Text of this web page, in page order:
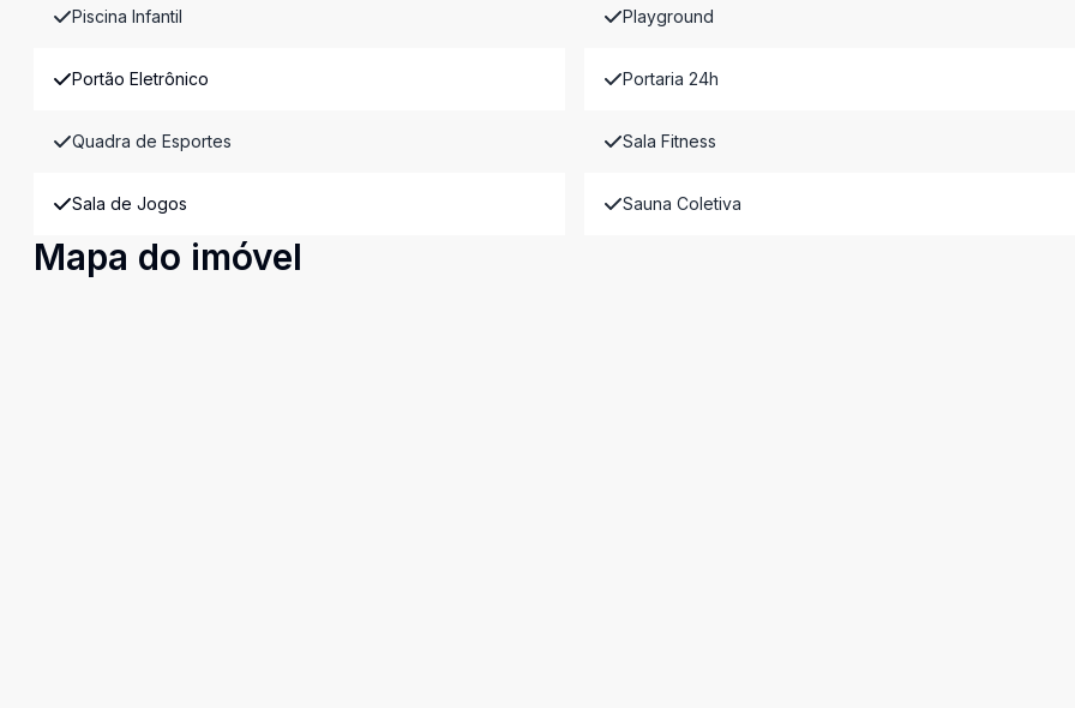
Piscina Infantil Playground
Portão Eletrônico Portaria 24h
Quadra de Esportes Sala Fitness
Sala de Jogos Sauna Coletiva
Mapa do imóvel